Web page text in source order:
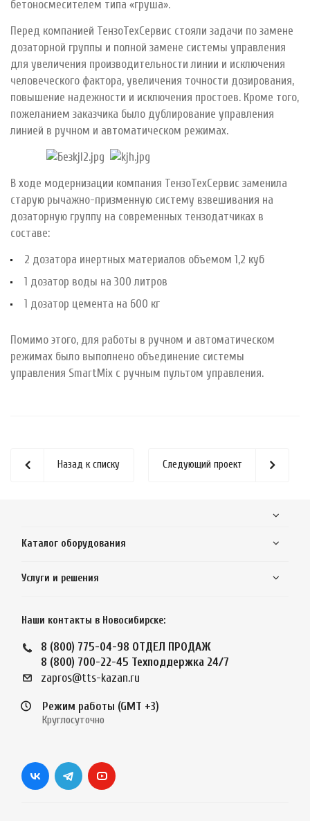
бетоносмесителем типа «груша».
Перед компанией ТензоТехСервис стояли задачи по замене
дозаторной группы и полной замене системы управления
для увеличения производительности линии и исключения
человеческого фактора, увеличения точности дозирования,
повышение надежности и исключения простоев. Кроме того,
пожеланием заказчика было дублирование управления
линией в ручном и автоматическом режимах.
В ходе модернизации компания ТензоТехСервис заменила
старую рычажно-призменную систему взвешивания на
дозаторную группу на современных тензодатчиках в
составе:
2 дозатора инертных материалов объемом 1,2 куб
1 дозатор воды на 300 литров
1 дозатор цемента на 600 кг
Помимо этого, для работы в ручном и автоматическом
режимах было выполнено объединение системы
управления SmartMix с ручным пультом управления.
Назад к списку Следующий проект
Каталог оборудования
Услуги и решения
Наши контакты в Новосибирске:
8 (800) 775-04-98 ОТДЕЛ ПРОДАЖ
8 (800) 700-22-45 Техподдержка 24/7
zapros@tts-kazan.ru
Режим работы (GMT +3)
Круглосуточно